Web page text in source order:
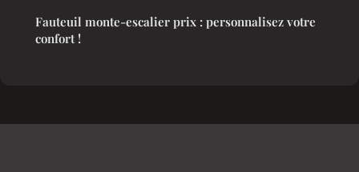
Fauteuil monte-escalier prix : personnalisez votre
confort !